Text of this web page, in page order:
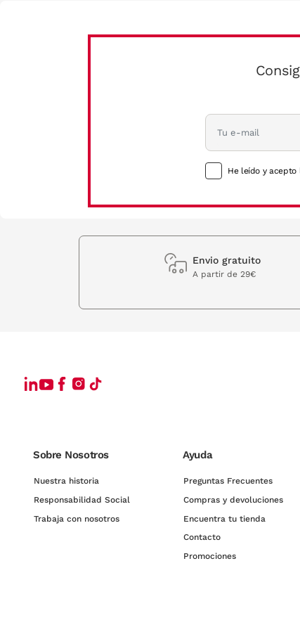
He leído y acepto
Envio gratuito
A partir de 29€
Sobre Nosotros
Nuestra historia
Responsabilidad Social
Trabaja con nosotros
Ayuda
Preguntas Frecuentes
Compras y devoluciones
Encuentra tu tienda
Contacto
Promociones